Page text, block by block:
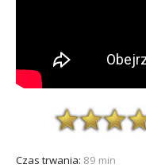
Czas trwania: 89 min